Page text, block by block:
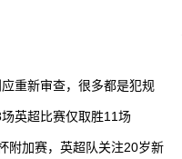
重新审查，很多都是犯规
英超比赛仅取胜11场
附加赛，英超队关注20岁新